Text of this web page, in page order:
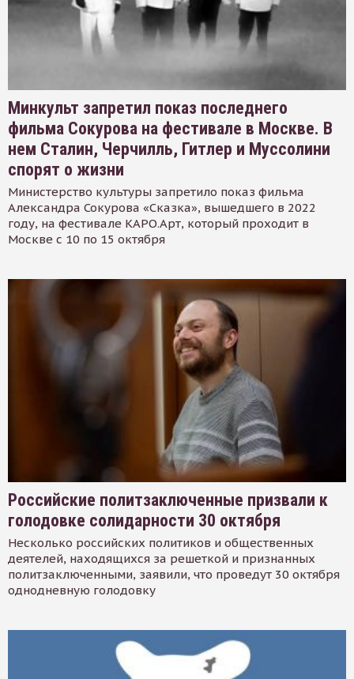
Минкульт запретил показ последнего
фильма Сокурова на фестивале в Москве. В
нем Сталин, Черчилль, Гитлер и Муссолини
спорят о жизни
Министерство культуры запретило показ фильма
Александра Сокурова «Сказка», вышедшего в 2022
году, на фестивале КАРО.Арт, который проходит в
Москве с 10 по 15 октября
Российские политзаключенные призвали к
голодовке солидарности 30 октября
Несколько российских политиков и общественных
деятелей, находящихся за решеткой и признанных
политзаключенными, заявили, что проведут 30 октября
однодневную голодовку